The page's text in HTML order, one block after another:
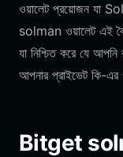
ওয়ালেট প্রয়োজন যা
solman ওয়ালেট এই
যা নিশ্চিত করে যে
আপনার প্রাইভেট কি-এর
Bitget